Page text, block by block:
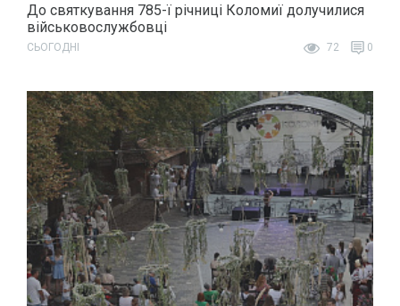
До святкування 785-ї річниці Коломиї долучилися
військовослужбовці
СЬОГОДНІ 72 0